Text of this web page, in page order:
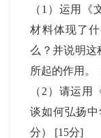
（1）运用《
材料体现了
么？并说明这
所起的作用。
（2）请运用
谈如何弘扬
分） [15分]